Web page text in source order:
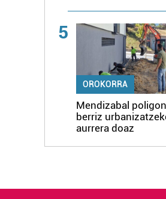
5
OROKORRA
Mendizabal
berriz
aurrera doaz